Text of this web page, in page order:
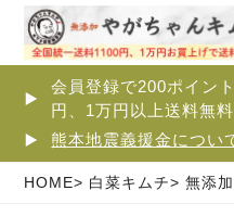
会員登録で200ポイン
円、1万円以上送料無
熊本地震義援金につい
HOME 白菜キムチ 無添